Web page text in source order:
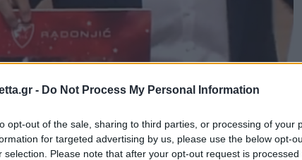
- Do Not Process My Personal Information
opt-out of the sale, sharing to third parties, or processing of your
for targeted advertising by us, please use the below opt-
selection. Please note that after your opt-out request is processed
στα αποτελέσματα αναζήτησης.
στην Google